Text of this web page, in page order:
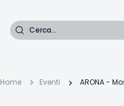
Cerca
Briciole
Home Eventi ARONA - Mostra